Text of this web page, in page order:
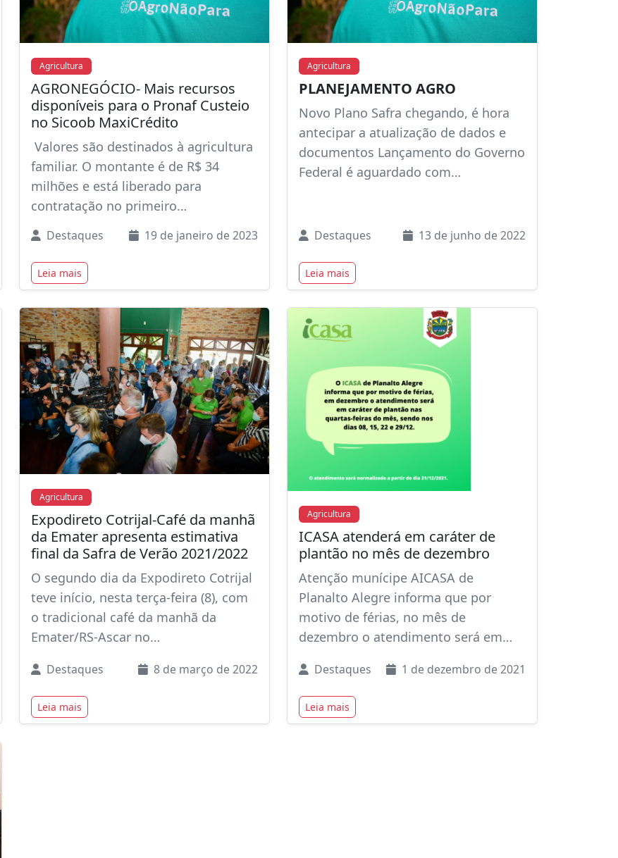
Agricultura
AGRONEGÓCIO- Mais recursos
disponíveis para o Pronaf Custeio
no Sicoob MaxiCrédito
Valores são destinados à agricultura
familiar. O montante é de R$ 34
milhões e está liberado para
contratação no primeiro…
Destaques 19 de janeiro de 2023
Leia mais
Agricultura
PLANEJAMENTO AGRO
Novo Plano Safra chegando, é hora
antecipar a atualização de dados e
documentos Lançamento do Governo
Federal é aguardado com…
Destaques 13 de junho de 2022
Leia mais
Agricultura
Expodireto Cotrijal-Café da manhã
da Emater apresenta estimativa
final da Safra de Verão 2021/2022
O segundo dia da Expodireto Cotrijal
teve início, nesta terça-feira (8), com
o tradicional café da manhã da
Emater/RS-Ascar no…
Destaques 8 de março de 2022
Leia mais
Agricultura
ICASA atenderá em caráter de
plantão no mês de dezembro
Atenção munícipe AICASA de
Planalto Alegre informa que por
motivo de férias, no mês de
dezembro o atendimento será em…
Destaques 1 de dezembro de 2021
Leia mais